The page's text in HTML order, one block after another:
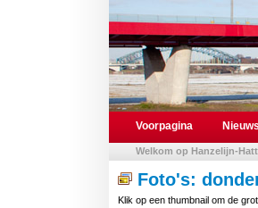
Voorpagina Nieuws
Welkom op Hanzelijn-
Foto's:
Klik op een thumbnail om de